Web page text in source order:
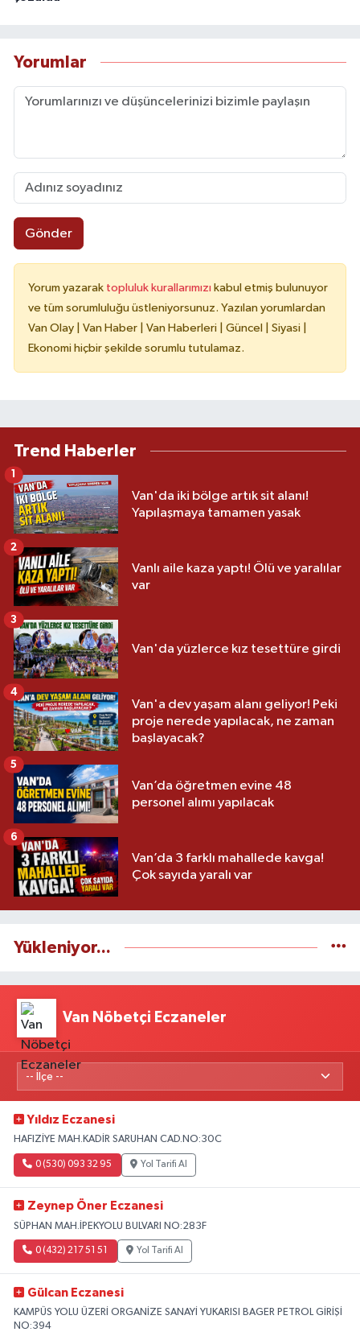
Yorumlar
Gönder
Yorum yazarak topluluk kurallarımızı kabul etmiş bulunuyor
ve tüm sorumluluğu üstleniyorsunuz. Yazılan yorumlardan
Van Olay | Van Haber | Van Haberleri | Güncel | Siyasi |
Ekonomi hiçbir şekilde sorumlu tutulamaz.
Trend Haberler
Van'da iki bölge artık sit alanı!
Yapılaşmaya tamamen yasak
1
Vanlı aile kaza yaptı! Ölü ve yaralılar
var
2
Van'da yüzlerce kız tesettüre girdi
3
Van'a dev yaşam alanı geliyor! Peki
proje nerede yapılacak, ne zaman
başlayacak?
4
Van’da öğretmen evine 48
personel alımı yapılacak
5
Van’da 3 farklı mahallede kavga!
Çok sayıda yaralı var
6
Yükleniyor...
Van Nöbetçi Eczaneler
Yıldız Eczanesi
HAFIZİYE MAH.KADİR SARUHAN CAD.NO:30C
0 (530) 093 32 95 Yol Tarifi Al
Zeynep Öner Eczanesi
SÜPHAN MAH.İPEKYOLU BULVARI NO:283F
0 (432) 217 51 51 Yol Tarifi Al
Gülcan Eczanesi
KAMPÜS YOLU ÜZERİ ORGANİZE SANAYİ YUKARISI BAGER PETROL GİRİŞİ
NO:394